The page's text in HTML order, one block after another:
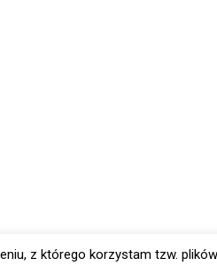
z którego korzystam tzw.